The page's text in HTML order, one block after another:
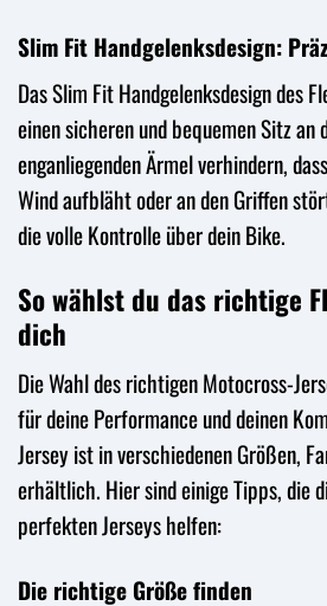
Slim Fit Handgelenksdesign:
Das Slim Fit Handgelenksdesign des
einen sicheren und bequemen Sitz an
enganliegenden Ärmel verhindern,
Wind aufbläht oder an den Griffen
die volle Kontrolle über dein Bike.
So wählst du das richtige
dich
Die Wahl des richtigen Motocross-
für deine Performance und deinen
Jersey ist in verschiedenen Größen,
erhältlich. Hier sind einige Tipps, die
perfekten Jerseys helfen:
Die richtige Größe finden